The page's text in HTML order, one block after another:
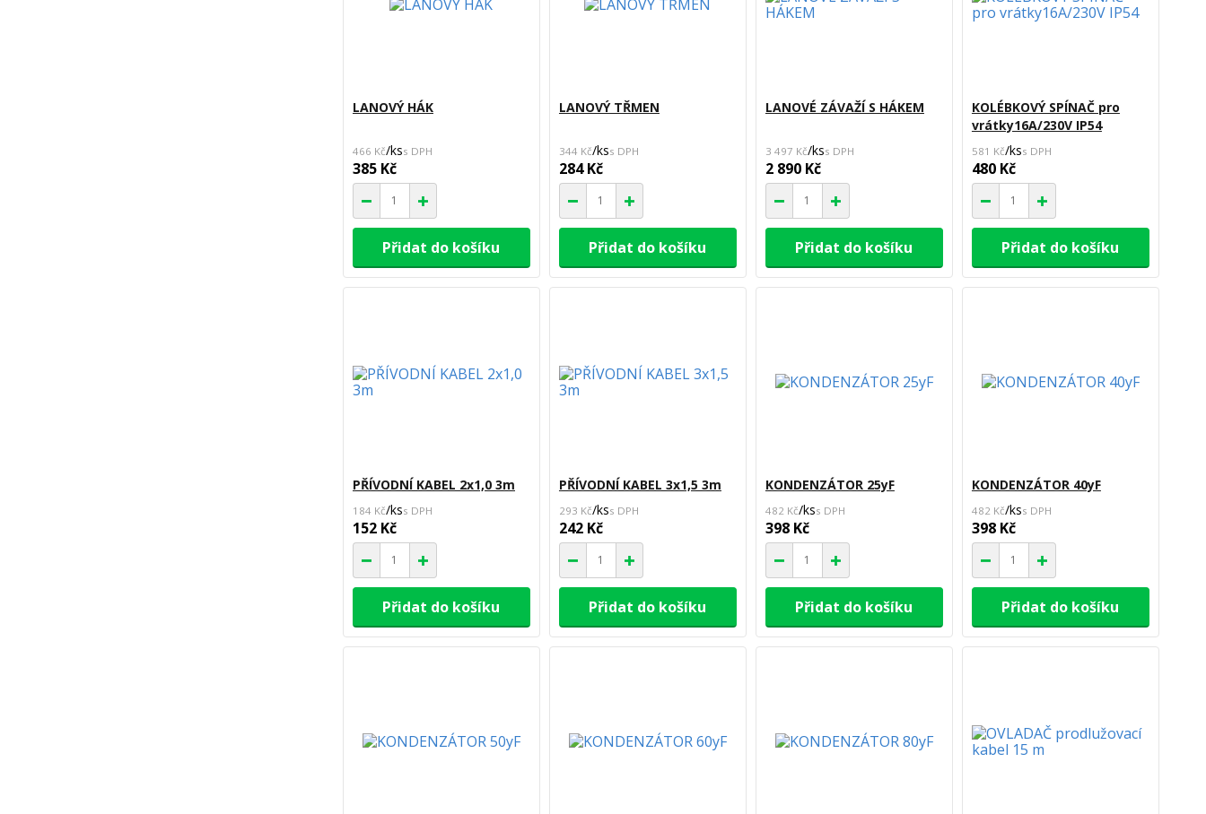
LANOVÝ HÁK
466 Kč/ks
385 Kč
Přidat do košíku
LANOVÝ TŘMEN
344 Kč/ks
284 Kč
Přidat do košíku
LANOVÉ ZÁVAŽÍ S HÁKEM
3 497 Kč/ks
2 890 Kč
Přidat do košíku
KOLÉBKOVÝ SPÍNAČ pro
vrátky16A/230V IP54
581 Kč/ks
480 Kč
Přidat do košíku
PŘÍVODNÍ KABEL 2x1,0 3m
184 Kč/ks
152 Kč
Přidat do košíku
PŘÍVODNÍ KABEL 3x1,5 3m
293 Kč/ks
242 Kč
Přidat do košíku
KONDENZÁTOR 25yF
482 Kč/ks
398 Kč
Přidat do košíku
KONDENZÁTOR 40yF
482 Kč/ks
398 Kč
Přidat do košíku